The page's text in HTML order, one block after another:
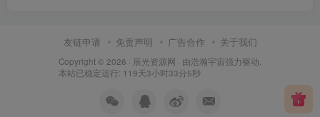
友链申请 免责声明 广告合作 关于我们
Copyright © 2026 · 辰光资源网 · 由浩瀚宇宙强力驱动.
本站已稳定运行: 119天3小时33分6秒